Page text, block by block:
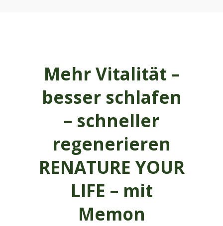
Mehr Vitalität –
besser schlafen
– schneller
regenerieren
RENATURE YOUR
LIFE – mit
Memon